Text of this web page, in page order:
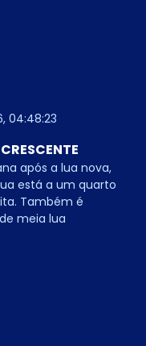
04:48:23
após a lua nova,
está a um quarto
Também é
meia lua